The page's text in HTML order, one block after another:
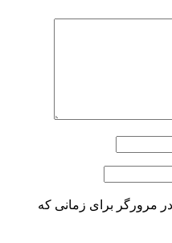
مرورگر برای زمانی که